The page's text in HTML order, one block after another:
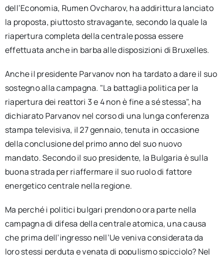
dell’Economia, Rumen Ovcharov, ha addirittura lanciato
la proposta, piuttosto stravagante, secondo la quale la
riapertura completa della centrale possa essere
effettuata anche in barba alle disposizioni di Bruxelles.
Anche il presidente Parvanov non ha tardato a dare il suo
sostegno alla campagna. "La battaglia politica per la
riapertura dei reattori 3 e 4 non è fine a sé stessa", ha
dichiarato Parvanov nel corso di una lunga conferenza
stampa televisiva, il 27 gennaio, tenuta in occasione
della conclusione del primo anno del suo nuovo
mandato. Secondo il suo presidente, la Bulgaria è sulla
buona strada per riaffermare il suo ruolo di fattore
energetico centrale nella regione.
Ma perché i politici bulgari prendono ora parte nella
campagna di difesa della centrale atomica, una causa
che prima dell’ingresso nell’Ue veniva considerata da
loro stessi perduta e venata di populismo spicciolo? Nel